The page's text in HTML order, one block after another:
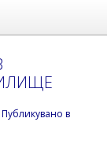
Публикувано в